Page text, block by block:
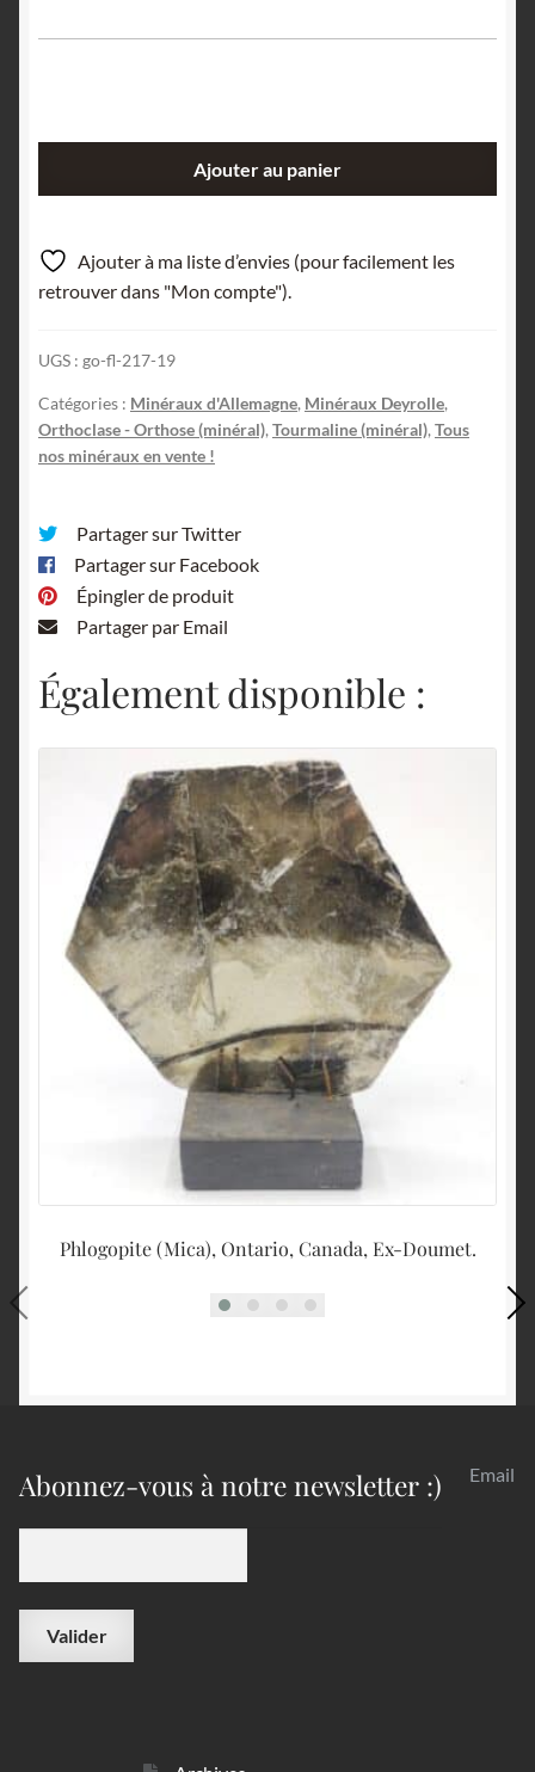
sur
Orthose,
Epprechtstein,
Bavière,
Allemagne.
Ajouter au panier
Ajouter à ma liste d’envies (pour facilement les
retrouver dans "Mon compte").
UGS : go-fl-217-19
Catégories : Minéraux d'Allemagne, Minéraux Deyrolle,
Orthoclase - Orthose (minéral), Tourmaline (minéral), Tous
nos minéraux en vente !
Partager sur Twitter
Partager sur Facebook
Épingler de produit
Partager par Email
Également disponible :
Phlogopite (Mica), Ontario, Canada, Ex-Doumet.
Abonnez-vous à notre newsletter :) Email